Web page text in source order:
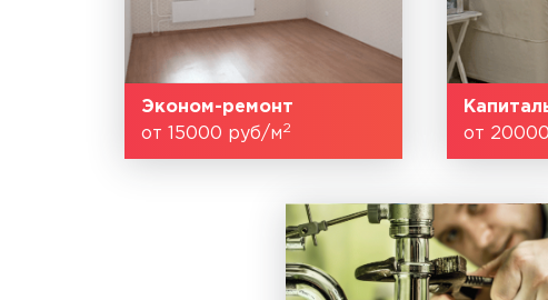
Эконом-ремонт
от 15000 руб/м2
от